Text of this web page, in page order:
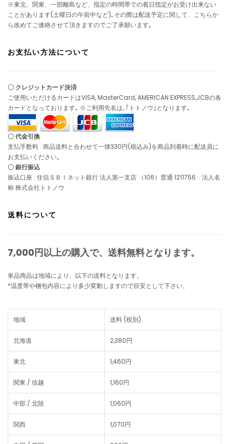
※東北、関東、一部離島など、指定の時間帯での着日指定がお受け出来ない
ことがあります(土曜日の午前中など)｡その際は配送予定に関して、こちらか
ら改めてご連絡させて頂きますのでご了承願います｡
お支払い方法について
〇 クレジットカード決済
ご使用いただけるカードはVISA, MasterCard, AMERICAN EXPRESS,JCBの各
カードとなっております｡ ※ご利用先名は､｢トトノウ｣となります｡
〇 代金引換
支払手数料 : 商品送料と合わせて一律330円(税込み)を商品到着時に配送員に
お支払いください｡
〇 銀行振込
振込口座 : 住信ＳＢＩネット銀行 法人第一支店 （106）普通 1211756 法人名
称 株式会社トトノウ
送料について
7,000円以上の購入で、 送料無料となります。
単品商品は地域により、以下の送料となります。
*温度帯や梱包内容により多少変動しますので目安として下さい。
地域 送料 (税別)
北海道 2,380円
東北 1,460円
関東 / 信越 1,160円
中部 / 北陸 1,060円
関西 1,070円